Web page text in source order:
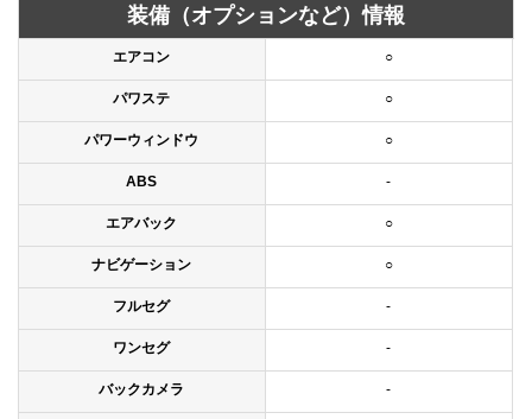
装備（オプションなど）情報
エアコン ○
パワステ ○
パワーウィンドウ ○
ABS -
エアバック ○
ナビゲーション ○
フルセグ -
ワンセグ -
バックカメラ -